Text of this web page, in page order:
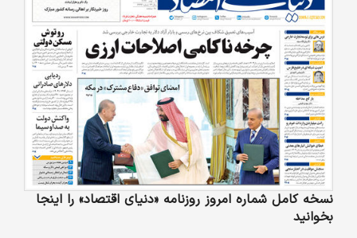
نسخه کامل شماره امروز روزنامه «دنیای‌ اقتصاد» را اینجا
بخوانید